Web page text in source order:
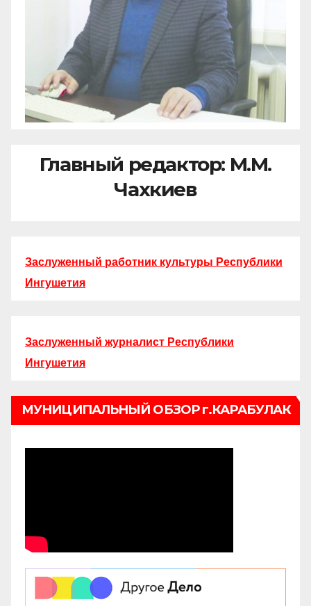
Главный редактор: М.М.
Чахкиев
Заслуженный работник культуры Республики
Ингушетия
Заслуженный журналист Республики
Ингушетия
МУНИЦИПАЛЬНЫЙ ОБЗОР г.КАРАБУЛАК